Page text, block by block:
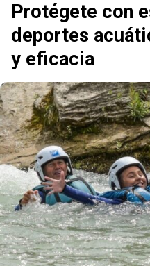
Protégete con
deportes
y eficacia